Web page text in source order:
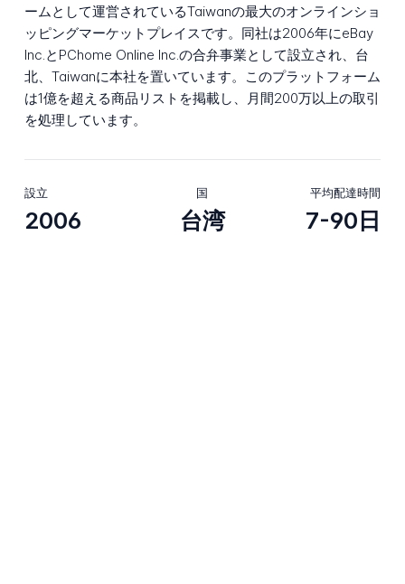
ームとして運営されているTaiwanの最大のオンラインショ
ッピングマーケットプレイスです。同社は2006年にeBay
Inc.とPChome Online Inc.の合弁事業として設立され、台
北、Taiwanに本社を置いています。このプラットフォーム
は1億を超える商品リストを掲載し、月間200万以上の取引
を処理しています。
設立
2006
国
台湾
平均配達時間
7-90日